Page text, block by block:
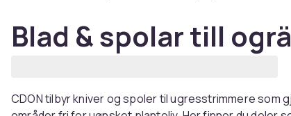
Blad & spolar till
CDON tilbyr kniver og spoler til ugresstrimmere som